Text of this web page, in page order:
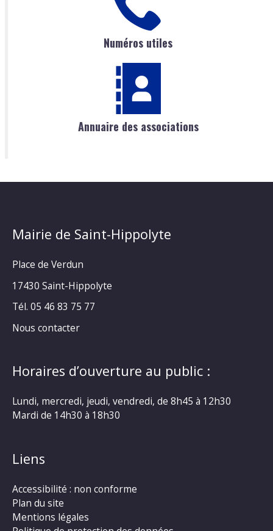
Numéros utiles
Annuaire des associations
Mairie de Saint-Hippolyte
Place de Verdun
17430 Saint-Hippolyte
Tél. 05 46 83 75 77
Nous contacter
Horaires d’ouverture au public :
Lundi, mercredi, jeudi, vendredi, de 8h45 à 12h30
Mardi de 14h30 à 18h30
Liens
Accessibilité : non conforme
Plan du site
Mentions légales